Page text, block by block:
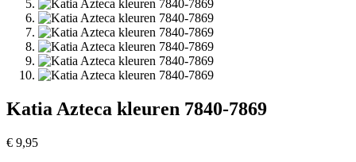
Katia Azteca kleuren 7840-7869
€ 9,95